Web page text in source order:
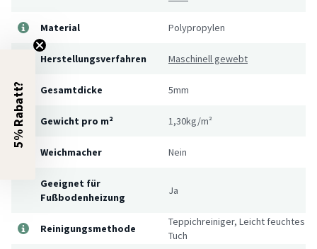
Material Polypropylen
Herstellungsverfahren Maschinell gewebt
Gesamtdicke 5mm
Gewicht pro m² 1,30kg/m²
Weichmacher Nein
Geeignet für
Fußbodenheizung
Ja
Reinigungsmethode
Teppichreiniger, Leicht feuchtes
Tuch
5% Rabatt?